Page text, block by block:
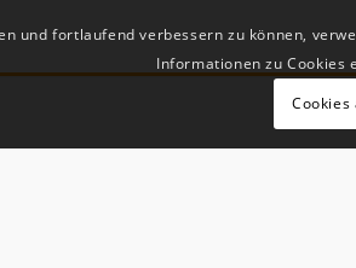
und fortlaufend verbessern zu können,
Informationen zu Cookies